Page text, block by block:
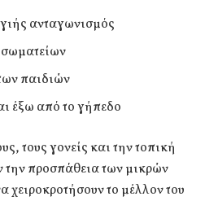
ανταγωνισμός
σωματείων
παιδιών
έξω από το γήπεδο
τους γονείς και την τοπική
την προσπάθεια των μικρών
χειροκροτήσουν το μέλλον του